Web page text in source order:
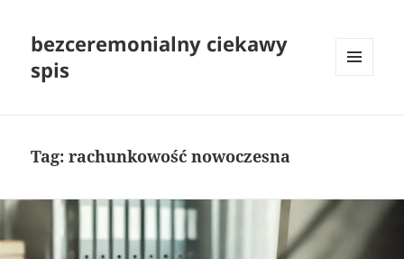
bezceremonialny ciekawy
spis
Tag:rachunkowość nowoczesna